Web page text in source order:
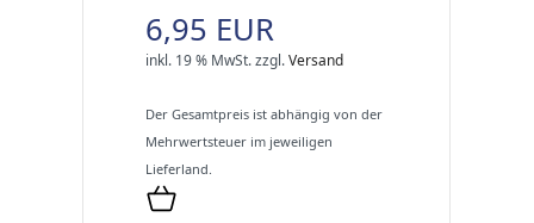
6,95 EUR
inkl. 19 % MwSt.zzgl.Versand
Der Gesamtpreis ist abhängig von der
Mehrwertsteuer im jeweiligen
Lieferland.